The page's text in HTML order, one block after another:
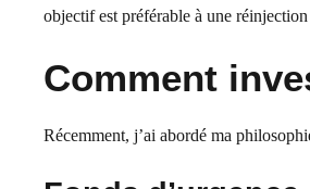
objectif est préférable à une
Comment
Récemment, j’ai abordé ma